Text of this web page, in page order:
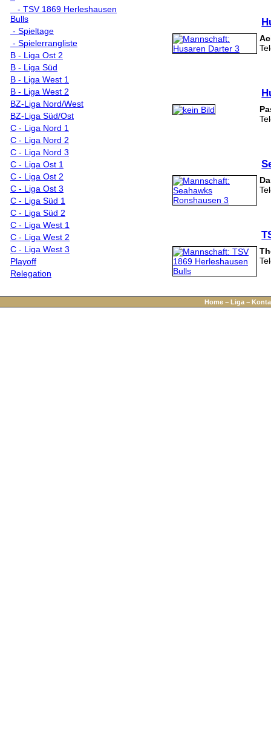
- TSV 1869 Herleshausen
Bulls
- Spieltage
- Spielerrangliste
B - Liga Ost 2
B - Liga Süd
B - Liga West 1
B - Liga West 2
BZ-Liga Nord/West
BZ-Liga Süd/Ost
C - Liga Nord 1
C - Liga Nord 2
C - Liga Nord 3
C - Liga Ost 1
C - Liga Ost 2
C - Liga Ost 3
C - Liga Süd 1
C - Liga Süd 2
C - Liga West 1
C - Liga West 2
C - Liga West 3
Playoff
Relegation
Home − Liga −